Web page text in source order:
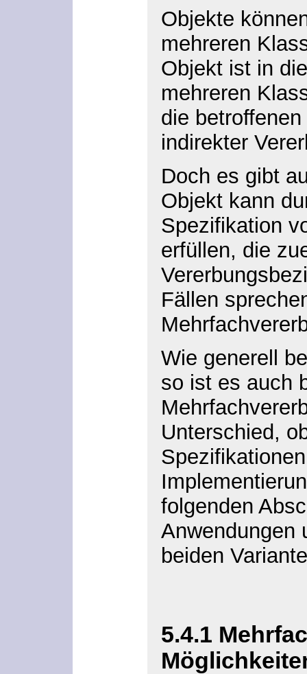
Objekte
mehreren
Objekt ist in
mehreren
die
indirekter
Doch es gibt
Objekt kann
Spezifikation
erfüllen, die
Fällen
Wie generell
so ist es auch
Unterschied,
folgenden
Anwendungen
beiden
5.4.1